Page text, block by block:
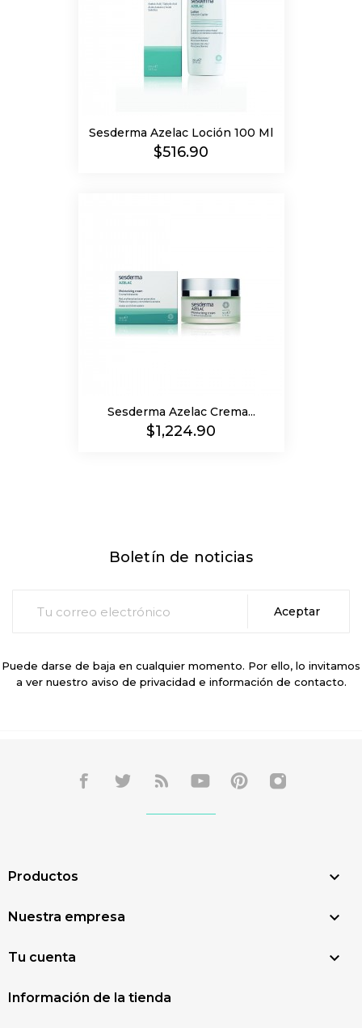
Sesderma Azelac Loción 100 Ml
Precio
$516.90
Sesderma Azelac Crema...
Precio
$1,224.90
Boletín de noticias
Puede darse de baja en cualquier momento. Por ello, lo invitamos
a ver nuestro aviso de privacidad e información de contacto.
Productos 
Nuestra empresa 
Tu cuenta 
Información de la tienda